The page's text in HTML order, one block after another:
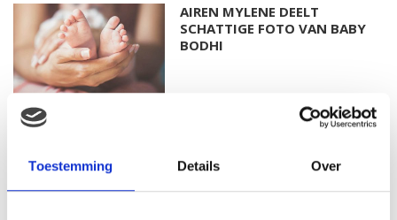
Toestemming Details Over
AIREN MYLENE DEELT
SCHATTIGE FOTO VAN BABY
BODHI
FOTO: SAAR KONINGSBERGER